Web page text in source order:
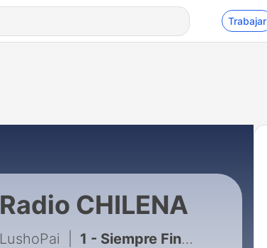
Trabajar
Radio CHILENA
LushoPai 1 - Siempre Fine (AK:420)